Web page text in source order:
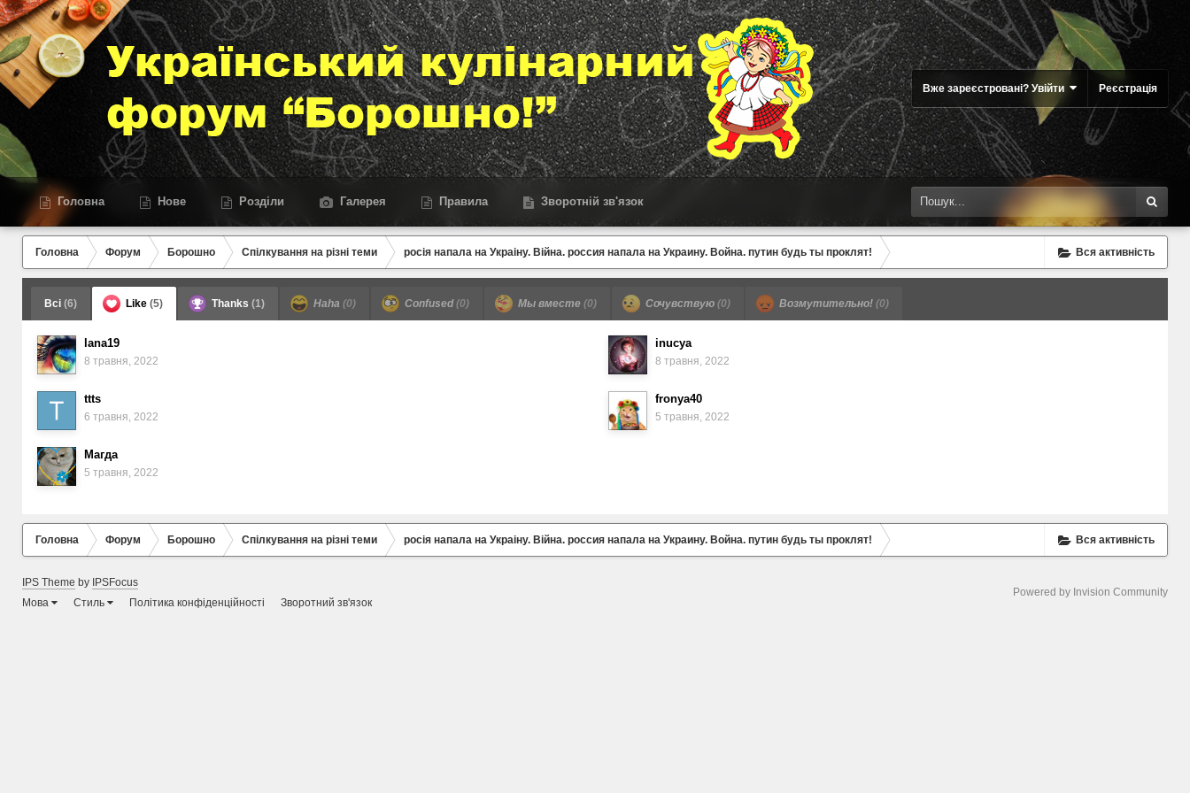
Вже зареєстровані? Увійти Реєстрація
Головна Нове Розділи Галерея Правила Зворотній зв'язок
Вся активність
Головна Форум Борошно Спілкування на різні теми росія напала на Украіну. Війна. россия напала на Украину. Война. путин будь ты проклят!
Всі (6) Like (5) Thanks (1) Haha (0) Confused(0) Мы вместе (0) Сочувствую (0) Возмутительно! (0)
lana19
8 травня, 2022
inucya
8 травня, 2022
ttts
6 травня, 2022
fronya40
5 травня, 2022
Магда
5 травня, 2022
Вся активність
Головна Форум Борошно Спілкування на різні теми росія напала на Украіну. Війна. россия напала на Украину. Война. путин будь ты проклят!
IPS Theme by IPSFocus
Мова
Стиль Політика конфіденційності Зворотний зв'язок
Powered by Invision Community